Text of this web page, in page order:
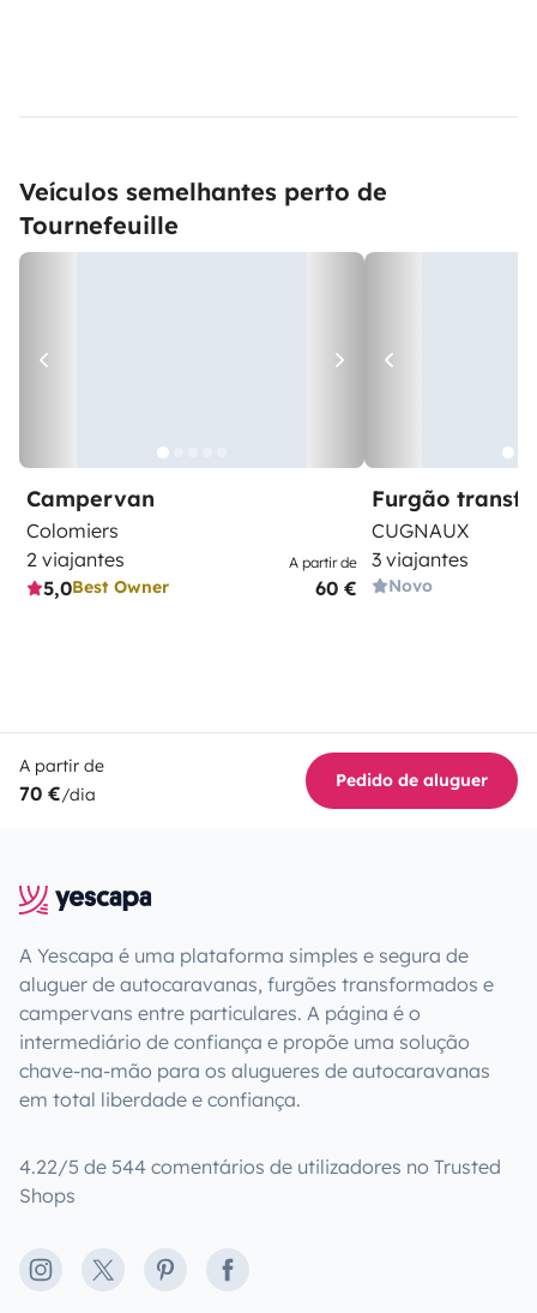
Veículos semelhantes perto de
Tournefeuille
Campervan
Colomiers
2 viajantes
5,0Best Owner
A partir de
60 €
Furgão
CUGNAUX
3 viajantes
Novo
A partir de
70 €/dia
Pedido de aluguer
A Yescapa é uma plataforma simples e segura de
aluguer de autocaravanas, furgões transformados e
campervans entre particulares. A página é o
intermediário de confiança e propõe uma solução
chave-na-mão para os alugueres de autocaravanas
em total liberdade e confiança.
4.22/5 de 544 comentários de utilizadores no Trusted
Shops
Instagram
X PinterestFacebook